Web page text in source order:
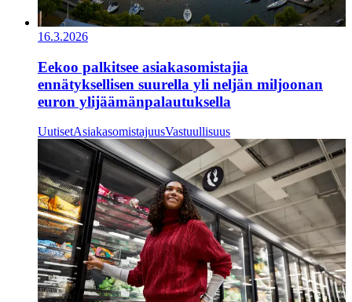
16.3.2026
Eekoo palkitsee asiakasomistajia
ennätyksellisen suurella yli neljän miljoonan
euron ylijäämänpalautuksella
UutisetAsiakasomistajuusVastuullisuus